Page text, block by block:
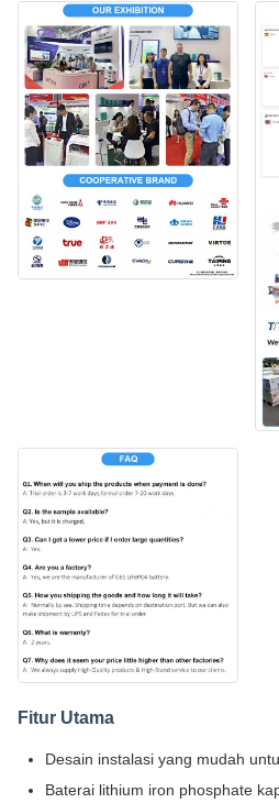
Fitur Utama
Desain instalasi yang mudah
Baterai lithium iron phosphate